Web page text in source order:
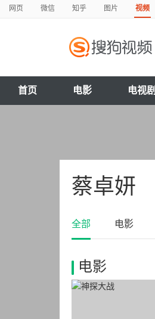
网页 微信 知乎 图片 视频
首页 电影 电视剧
蔡卓妍
全部 电影
电影